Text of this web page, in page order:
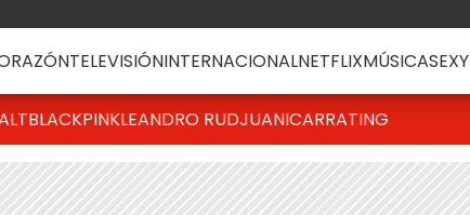
TELEVISIÓNINTERNACIONALNETFLIXMÚSICASEXY
BLACKPINKLEANDRO RUDJUANICARRATING